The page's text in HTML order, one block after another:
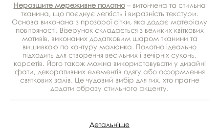
Нерозшите мереживне полотно– витончена та стильна
тканина, що поєднує легкість і виразність текстури.
Основа виконана з прозорої сітки, яка додає матеріалу
повітряності. Візерунок складається з великих квіткових
мотивів, виконаних додатковим шаром тканини та
вишивкою по контуру малюнка. Полотно ідеально
підходить для створення весільних і вечірніх суконь,
корсетів. Його також можна використовувати у дизайні
фати, декоративних елементів одягу або оформлення
святкових залів. Це чудовий вибір для тих, хто прагне
додати образу стильного акценту.
Виробник - Тайвань
Детальніше